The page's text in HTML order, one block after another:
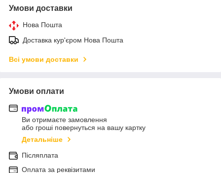
Умови доставки
Нова Пошта
Доставка кур'єром Нова Пошта
Всі умови доставки
Умови оплати
Ви отримаєте замовлення
або гроші повернуться на вашу картку
Детальніше
Післяплата
Оплата за реквізитами